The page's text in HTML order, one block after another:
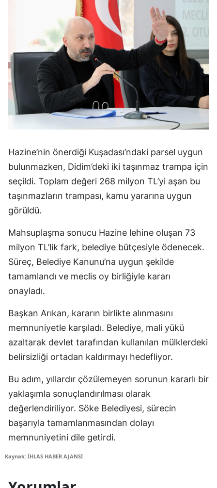
Hazine’nin önerdiği Kuşadası’ndaki parsel uygun
bulunmazken, Didim’deki iki taşınmaz trampa için
seçildi. Toplam değeri 268 milyon TL’yi aşan bu
taşınmazların trampası, kamu yararına uygun
görüldü.
Mahsuplaşma sonucu Hazine lehine oluşan 73
milyon TL’lik fark, belediye bütçesiyle ödenecek.
Süreç, Belediye Kanunu’na uygun şekilde
tamamlandı ve meclis oy birliğiyle kararı
onayladı.
Başkan Arıkan, kararın birlikte alınmasını
memnuniyetle karşıladı. Belediye, mali yükü
azaltarak devlet tarafından kullanılan mülklerdeki
belirsizliği ortadan kaldırmayı hedefliyor.
Bu adım, yıllardır çözülemeyen sorunun kararlı bir
yaklaşımla sonuçlandırılması olarak
değerlendiriliyor. Söke Belediyesi, sürecin
başarıyla tamamlanmasından dolayı
memnuniyetini dile getirdi.
Kaynak: İHLAS HABER AJANSI